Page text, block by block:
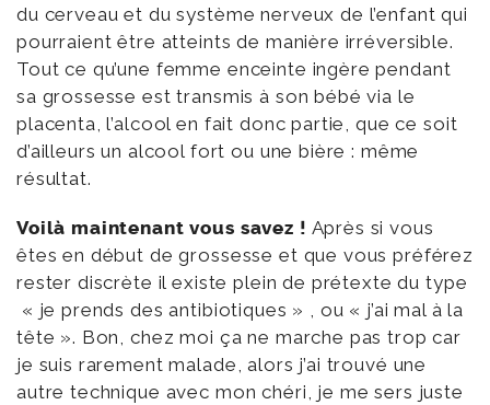
du cerveau et du système nerveux de l’enfant qui
pourraient être atteints de manière irréversible.
Tout ce qu’une femme enceinte ingère pendant
sa grossesse est transmis à son bébé via le
placenta, l’alcool en fait donc partie, que ce soit
d’ailleurs un alcool fort ou une bière : même
résultat.
Voilà maintenant vous savez ! Après si vous
êtes en début de grossesse et que vous préférez
rester discrète il existe plein de prétexte du type
« je prends des antibiotiques » , ou « j’ai mal à la
tête ». Bon, chez moi ça ne marche pas trop car
je suis rarement malade, alors j’ai trouvé une
autre technique avec mon chéri, je me sers juste